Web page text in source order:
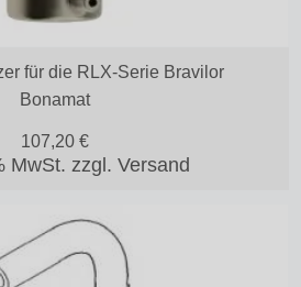
für die RLX-Serie Bravilor
Bonamat
MwSt. zzgl. Versand
107,20 €